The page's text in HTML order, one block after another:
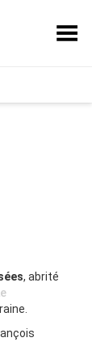
Toggle Menu
, abrité